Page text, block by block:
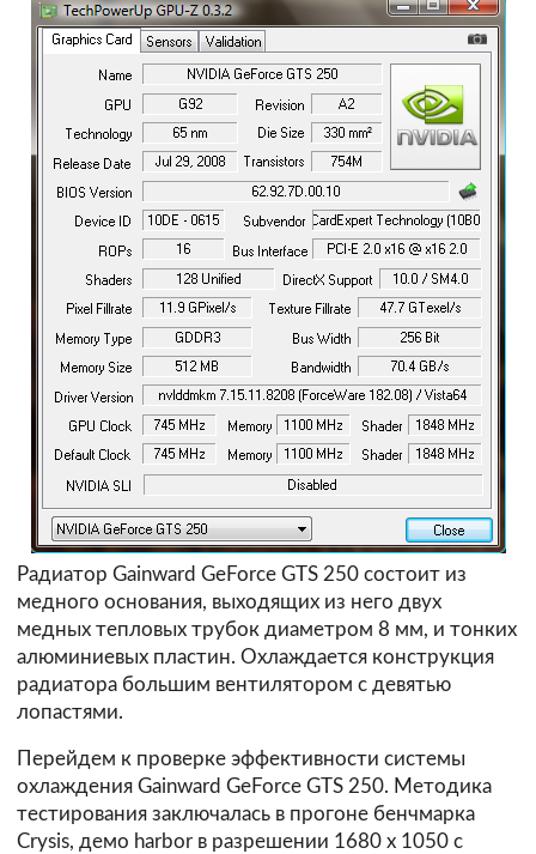
Радиатор Gainward GeForce GTS 250 состоит из
медного основания, выходящих из него двух
медных тепловых трубок диаметром 8 мм, и тонких
алюминиевых пластин. Охлаждается конструкция
радиатора большим вентилятором с девятью
лопастями.
Перейдем к проверке эффективности системы
охлаждения Gainward GeForce GTS 250. Методика
тестирования заключалась в прогоне бенчмарка
Crysis, демо harbor в разрешении 1680 х 1050 с